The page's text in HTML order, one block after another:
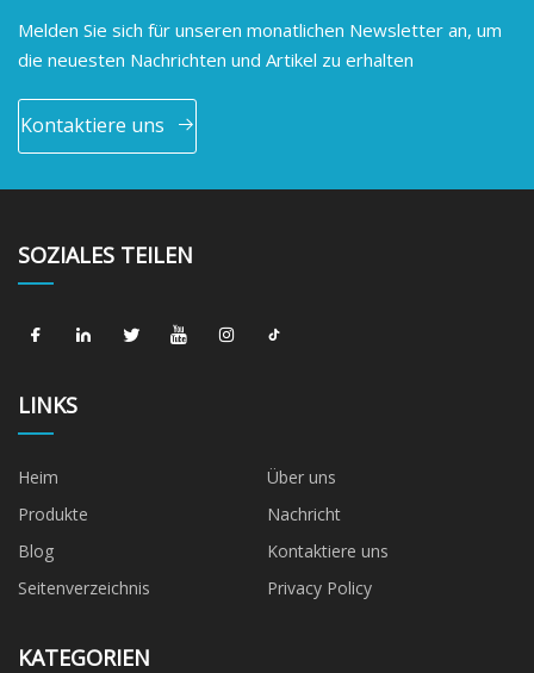
Melden Sie sich für unseren monatlichen Newsletter an, um
die neuesten Nachrichten und Artikel zu erhalten
Kontaktiere uns
SOZIALES TEILEN
LINKS
Heim
Über uns
Produkte
Nachricht
Blog
Kontaktiere uns
Seitenverzeichnis
Privacy Policy
KATEGORIEN